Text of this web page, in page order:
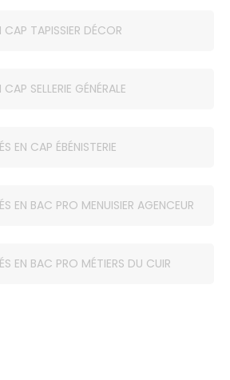
TAPISSIER DÉCOR
SELLERIE GÉNÉRALE
EN CAP ÉBÉNISTERIE
EN BAC PRO MENUISIER AGENCEUR
EN BAC PRO MÉTIERS DU CUIR